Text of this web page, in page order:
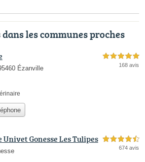
les communes proches
Ézanville
5,0 étoiles sur 5
168 avis
Gonesse Les Tulipes 4,5 étoiles sur 5
674 avis